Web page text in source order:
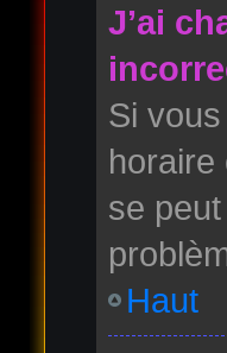
J’ai
Si
horaire
se
Haut